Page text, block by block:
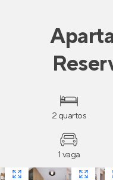
2 quartos
1 vaga